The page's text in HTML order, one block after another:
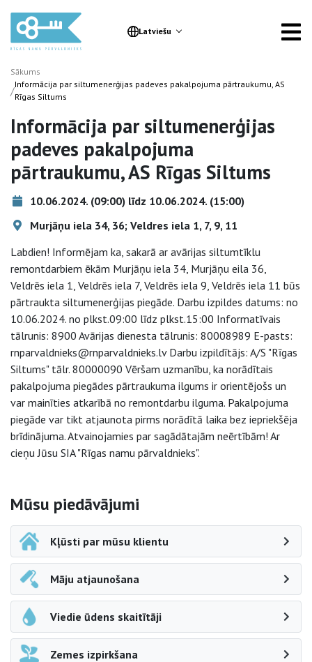
Latviešu
Sākums
/Informācija par siltumenerģijas padeves pakalpojuma pārtraukumu, AS
Rīgas Siltums
Informācija par siltumenerģijas
padeves pakalpojuma
pārtraukumu, AS Rīgas Siltums
10.06.2024. (09:00) līdz 10.06.2024. (15:00)
Murjāņu iela 34, 36; Veldres iela 1, 7, 9, 11
Labdien! Informējam ka, sakarā ar avārijas siltumtīklu
remontdarbiem ēkām Murjāņu iela 34, Murjāņu eila 36,
Veldrēs iela 1, Veldrēs iela 7, Veldrēs iela 9, Veldrēs iela 11 būs
pārtraukta siltumenerģijas piegāde. Darbu izpildes datums: no
10.06.2024. no plkst.09:00 līdz plkst.15:00 Informatīvais
tālrunis: 8900 Avārijas dienesta tālrunis: 80008989 E-pasts:
rnparvaldnieks@rnparvaldnieks.lv Darbu izpildītājs: A/S "Rīgas
Siltums" tālr. 80000090 Vēršam uzmanību, ka norādītais
pakalpojuma piegādes pārtraukuma ilgums ir orientējošs un
var mainīties atkarībā no remontdarbu ilguma. Pakalpojuma
piegāde var tikt atjaunota pirms norādītā laika bez iepriekšēja
brīdinājuma. Atvainojamies par sagādātajām neērtībām! Ar
cieņu Jūsu SIA "Rīgas namu pārvaldnieks".
Sāna navigācija
Mūsu piedāvājumi
Kļūsti par mūsu klientu
Māju atjaunošana
Viedie ūdens skaitītāji
Zemes izpirkšana